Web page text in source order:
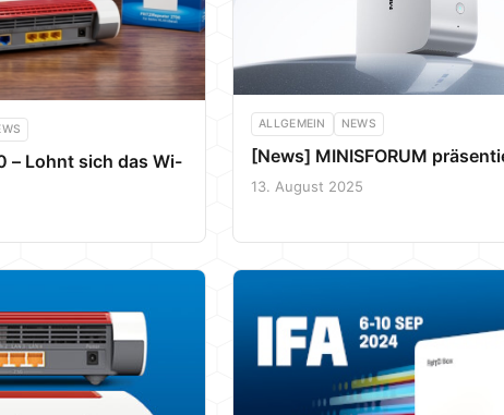
– Lohnt sich das Wi-
ALLGEMEIN NEWS
[News] MINISFORUM
13. August 2025